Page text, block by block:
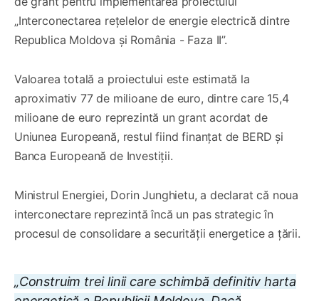
„Interconectarea rețelelor de energie electrică dintre
Republica Moldova și România - Faza II”.
Valoarea totală a proiectului este estimată la
aproximativ 77 de milioane de euro, dintre care 15,4
milioane de euro reprezintă un grant acordat de
Uniunea Europeană, restul fiind finanțat de BERD și
Banca Europeană de Investiții.
Ministrul Energiei, Dorin Junghietu, a declarat că noua
interconectare reprezintă încă un pas strategic în
procesul de consolidare a securității energetice a țării.
„Construim trei linii care schimbă definitiv harta